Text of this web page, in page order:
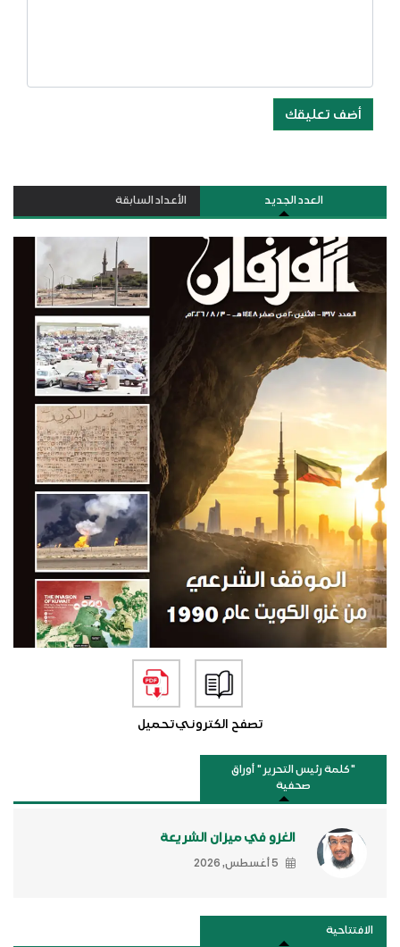
أضف تعليقك
العدد الجديد الأعداد السابقة
تصفح الكترونيتحميل
"كلمة رئيس التحرير " أوراق
صحفية
الغزو في ميزان الشريعة
5 أغسطس, 2026
الافتتاحية